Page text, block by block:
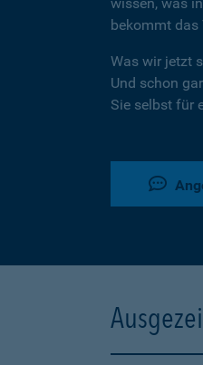
bekommt das
Was wir jetzt
Und schon
Sie selbst für